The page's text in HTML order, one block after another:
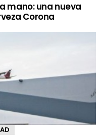
mano: una nueva
Corona